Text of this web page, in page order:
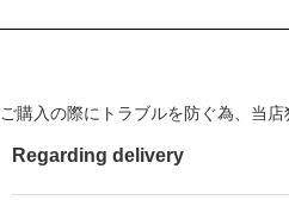
ご購入の際にトラブルを防ぐ為、当
Regarding delivery